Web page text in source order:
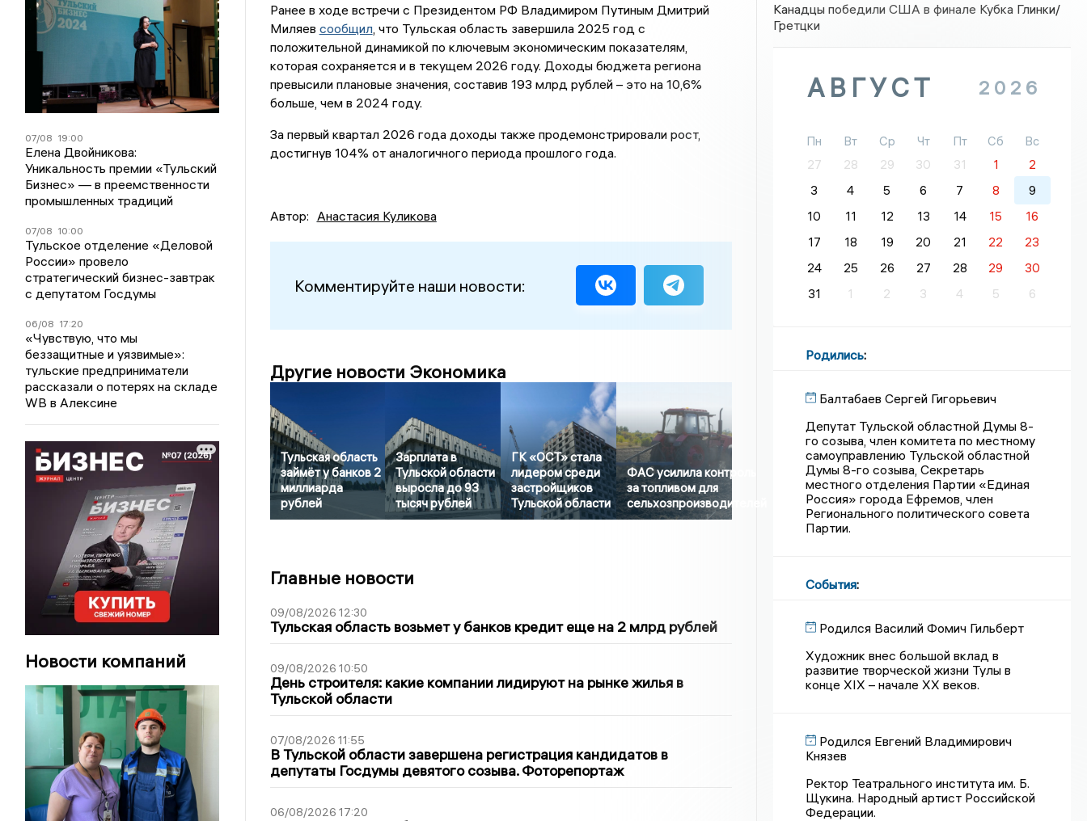
07/08 19:00
Елена Двойникова:
Уникальность премии «Тульский
Бизнес» — в преемственности
промышленных традиций
07/08 10:00
Тульское отделение «Деловой
России» провело
стратегический бизнес-завтрак
с депутатом Госдумы
06/08 17:20
«Чувствую, что мы
беззащитные и уязвимые»:
тульские предприниматели
рассказали о потерях на складе
WB в Алексине
Новости компаний
Ранее в ходе встречи с Президентом РФ Владимиром Путиным Дмитрий
Миляев сообщил, что Тульская область завершила 2025 год с
положительной динамикой по ключевым экономическим показателям,
которая сохраняется и в текущем 2026 году. Доходы бюджета региона
превысили плановые значения, составив 193 млрд рублей – это на 10,6%
больше, чем в 2024 году.
За первый квартал 2026 года доходы также продемонстрировали рост,
достигнув 104% от аналогичного периода прошлого года.
Автор: Анастасия Куликова
Комментируйте наши новости:
Другие новости Экономика
Тульская область
займёт у банков 2
миллиарда
рублей
Зарплата в
Тульской области
выросла до 93
тысяч рублей
ГК «ОСТ» стала
лидером среди
застройщиков
Тульской области
ФАС усилила контроль
за топливом для
сельхозпроизводителей
Главные новости
09/08/2026 12:30
Тульская область возьмет у банков кредит еще на 2 млрд рублей
09/08/2026 10:50
День строителя: какие компании лидируют на рынке жилья в
Тульской области
07/08/2026 11:55
В Тульской области завершена регистрация кандидатов в
депутаты Госдумы девятого созыва. Фоторепортаж
06/08/2026 17:20
Канадцы победили США в финале Кубка Глинки/
Гретцки
АВГУСТ 2026
Пн Вт Ср Чт Пт Сб
Вс
27
28 29 30 31 1
2
3
4 5 6 7 8
9
10
11 12 13 14 15
16
17
18 19 20 21 22
23
24
25 26 27 28 29
30
31
1 2 3 4 5 6
Родились:
Балтабаев Сергей Гигорьевич
Депутат Тульской областной Думы 8-
го созыва, член комитета по местному
самоуправлению Тульской областной
Думы 8-го созыва, Секретарь
местного отделения Партии «Единая
Россия» города Ефремов, член
Регионального политического совета
Партии.
События:
Родился Василий Фомич Гильберт
Художник внес большой вклад в
развитие творческой жизни Тулы в
конце XIX – начале XX веков.
Родился Евгений Владимирович
Князев
Ректор Театрального института им. Б.
Щукина. Народный артист Российской
Федерации.